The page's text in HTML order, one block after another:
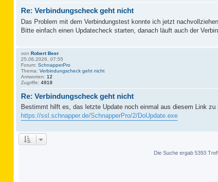
Re: Verbindungscheck geht nicht
Das Problem mit dem Verbindungstest konnte ich jetzt
Bitte einfach einen Updatecheck starten, danach läuft auch der
von Robert Beer
25.06.2026, 07:55
Forum: SchnapperPro
Thema: Verbindungscheck geht nicht
Antworten: 12
Zugriffe: 4919
Re: Verbindungscheck geht nicht
Bestimmt hilft es, das letzte Update noch einmal aus diesem Link zu
https://ssl.schnapper.de/SchnapperPro/2/DoUpdate.exe
Die Suche ergab 5393